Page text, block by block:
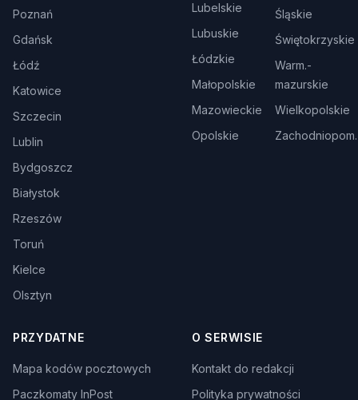
Poznań
Gdańsk
Łódź
Katowice
Szczecin
Lublin
Bydgoszcz
Białystok
Rzeszów
Toruń
Kielce
Olsztyn
Lubelskie
Lubuskie
Łódzkie
Małopolskie
Mazowieckie
Opolskie
Śląskie
Świętokrzyskie
Warm.-
mazurskie
Wielkopolskie
Zachodniopom.
PRZYDATNE
Mapa kodów pocztowych
Paczkomaty InPost
O SERWISIE
Kontakt do redakcji
Polityka prywatności